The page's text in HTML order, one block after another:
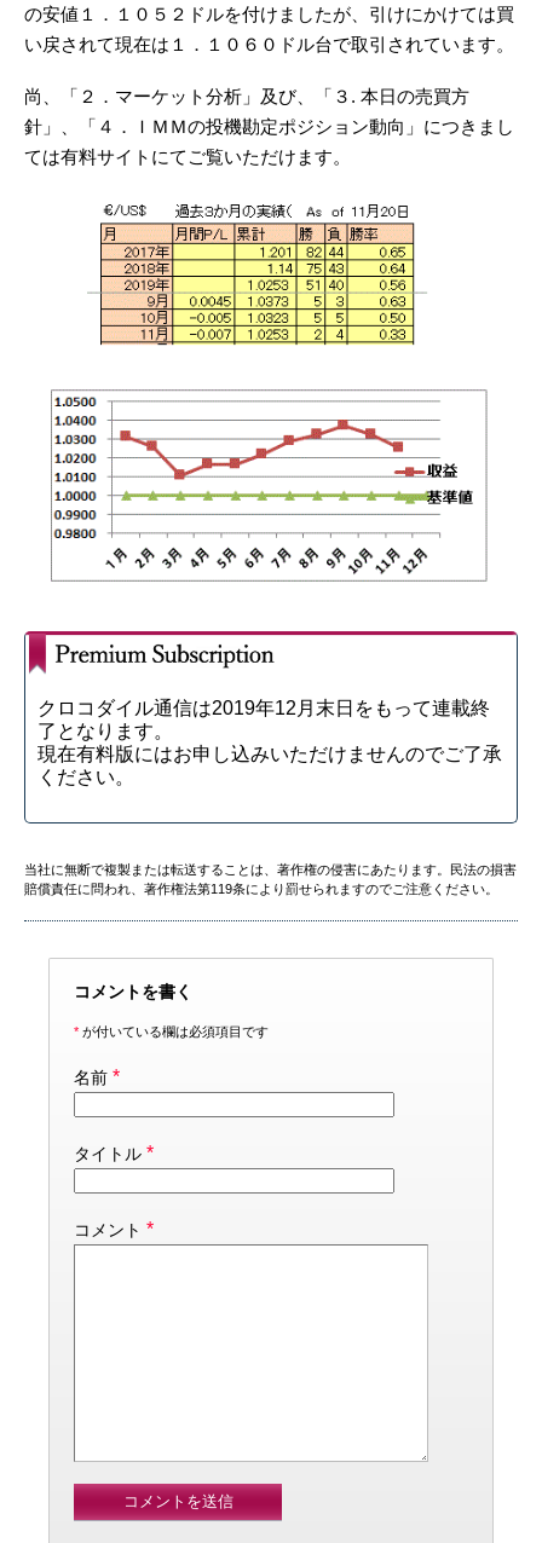
の安値１．１０５２ドルを付けましたが、引けにかけては買
い戻されて現在は１．１０６０ドル台で取引されています。
尚、「２．マーケット分析」及び、「３. 本日の売買方
針」、「４．ＩＭＭの投機勘定ポジション動向」につきまし
ては有料サイトにてご覧いただけます。
クロコダイル通信は2019年12月末日をもって連載終
了となります。
現在有料版にはお申し込みいただけませんのでご了承
ください。
当社に無断で複製または転送することは、著作権の侵害にあたります。民法の損害
賠償責任に問われ、著作権法第119条により罰せられますのでご注意ください。
コメントを書く
* が付いている欄は必須項目です
名前 *
タイトル *
コメント *